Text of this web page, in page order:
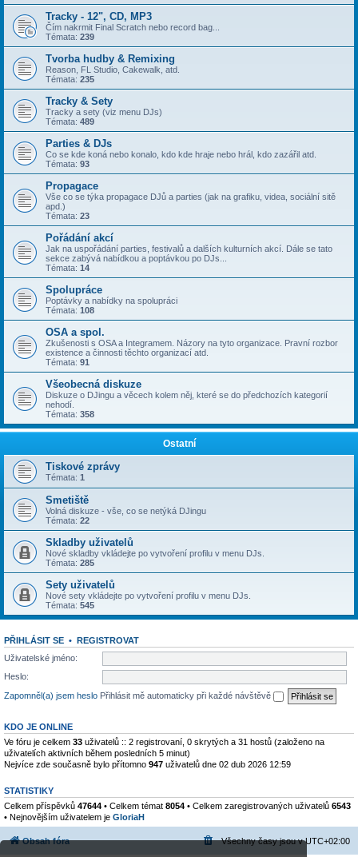
Tracky - 12", CD, MP3
Čím nakrmit Final Scratch nebo record bag...
Témata: 239
Tvorba hudby & Remixing
Reason, FL Studio, Cakewalk, atd.
Témata: 235
Tracky & Sety
Tracky a sety (viz menu DJs)
Témata: 489
Parties & DJs
Co se kde koná nebo konalo, kdo kde hraje nebo hrál, kdo zazářil atd.
Témata: 93
Propagace
Vše co se týka propagace DJů a parties (jak na grafiku, videa, sociální sitě
apd.)
Témata: 23
Pořádání akcí
Jak na uspořádání parties, festivalů a dalších kulturních akcí. Dále se tato
sekce zabývá nabídkou a poptávkou po DJs...
Témata: 14
Spolupráce
Poptávky a nabídky na spolupráci
Témata: 108
OSA a spol.
Zkušenosti s OSA a Integramem. Názory na tyto organizace. Pravní rozbor
existence a činnosti těchto organizací atd.
Témata: 91
Všeobecná diskuze
Diskuze o DJingu a věcech kolem něj, které se do předchozích kategorií
nehodí.
Témata: 358
Ostatní
Tiskové zprávy
Témata: 1
Smetiště
Volná diskuze - vše, co se netýká DJingu
Témata: 22
Skladby uživatelů
Nové skladby vkládejte po vytvoření profilu v menu DJs.
Témata: 285
Sety uživatelů
Nové sety vkládejte po vytvoření profilu v menu DJs.
Témata: 545
PŘIHLÁSIT SE • REGISTROVAT
Uživatelské jméno:
Heslo:
Zapomněl(a) jsem heslo Přihlásit mě automaticky při každé návštěvě
KDO JE ONLINE
Ve fóru je celkem 33 uživatelů :: 2 registrovaní, 0 skrytých a 31 hostů (založeno na
uživatelích aktivních během posledních 5 minut)
Nejvíce zde současně bylo přítomno 947 uživatelů dne 02 dub 2026 12:59
STATISTIKY
Celkem příspěvků 47644 • Celkem témat 8054 • Celkem zaregistrovaných uživatelů 6543
• Nejnovějším uživatelem je GloriaH
Obsah fóra Všechny časy jsou vUTC+02:00